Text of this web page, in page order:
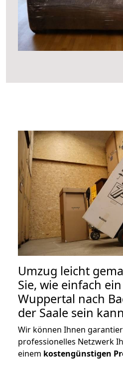
Umzug leicht
Sie, wie einfach
Wuppertal nach
der Saale sein kann
Wir können Ihnen
professionelles Netzwerk
einem kostengünstigen